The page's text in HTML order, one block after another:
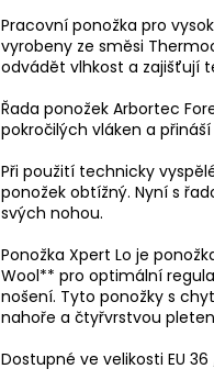
Pracovní ponožka pro
vyrobeny ze směsi
odvádět vlhkost a zajišťují
Řada ponožek Arbortec
pokročilých vláken a
Při použití technicky
ponožek obtížný. Nyní s
svých nohou.
Ponožka Xpert Lo je
Wool** pro optimální
nošení. Tyto ponožky s
nahoře a čtyřvrstvou
Dostupné ve velikosti EU 36